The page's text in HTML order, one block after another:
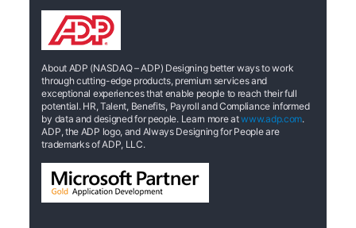
About ADP (NASDAQ – ADP) Designing better ways to work
through cutting-edge products, premium services and
exceptional experiences that enable people to reach their full
potential. HR, Talent, Benefits, Payroll and Compliance informed
by data and designed for people. Learn more atwww.adp.com.
ADP, the ADP logo, and Always Designing for People are
trademarks of ADP, LLC.